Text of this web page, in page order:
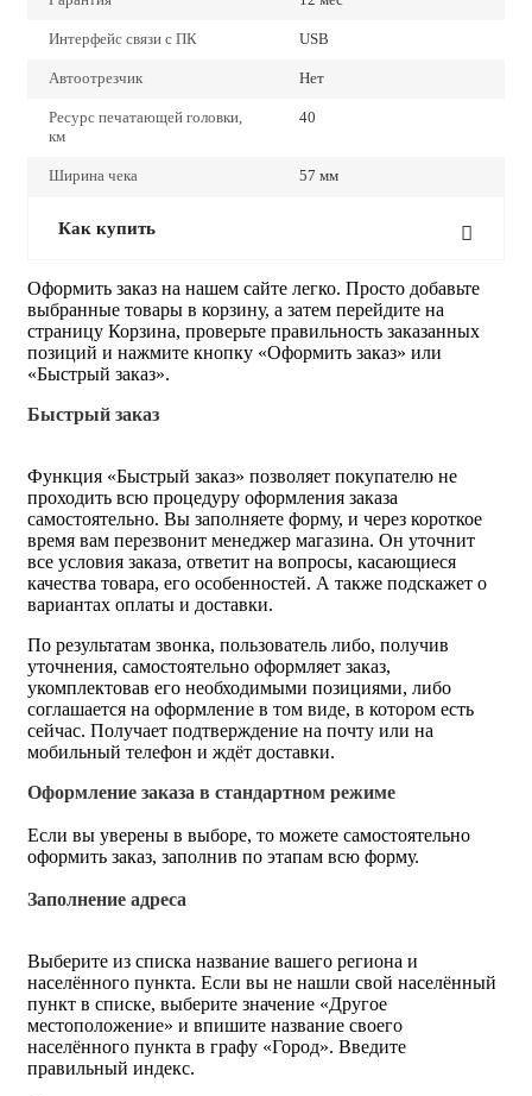
Интерфейс связи с ПК USB
Автоотрезчик Нет
Ресурс печатающей головки,
км
40
Ширина чека 57 мм
Как купить
Оформить заказ на нашем сайте легко. Просто добавьте
выбранные товары в корзину, а затем перейдите на
страницу Корзина, проверьте правильность заказанных
позиций и нажмите кнопку «Оформить заказ» или
«Быстрый заказ».
Быстрый заказ
Функция «Быстрый заказ» позволяет покупателю не
проходить всю процедуру оформления заказа
самостоятельно. Вы заполняете форму, и через короткое
время вам перезвонит менеджер магазина. Он уточнит
все условия заказа, ответит на вопросы, касающиеся
качества товара, его особенностей. А также подскажет о
вариантах оплаты и доставки.
По результатам звонка, пользователь либо, получив
уточнения, самостоятельно оформляет заказ,
укомплектовав его необходимыми позициями, либо
соглашается на оформление в том виде, в котором есть
сейчас. Получает подтверждение на почту или на
мобильный телефон и ждёт доставки.
Оформление заказа в стандартном режиме
Если вы уверены в выборе, то можете самостоятельно
оформить заказ, заполнив по этапам всю форму.
Заполнение адреса
Выберите из списка название вашего региона и
населённого пункта. Если вы не нашли свой населённый
пункт в списке, выберите значение «Другое
местоположение» и впишите название своего
населённого пункта в графу «Город». Введите
правильный индекс.